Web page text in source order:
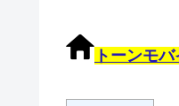
トーンモ